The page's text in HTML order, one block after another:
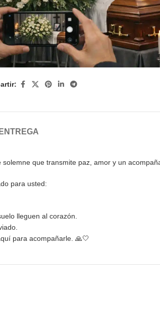
que transmite paz, amor y un
para usted:
lleguen al corazón.
para acompañarle. 🙏🤍